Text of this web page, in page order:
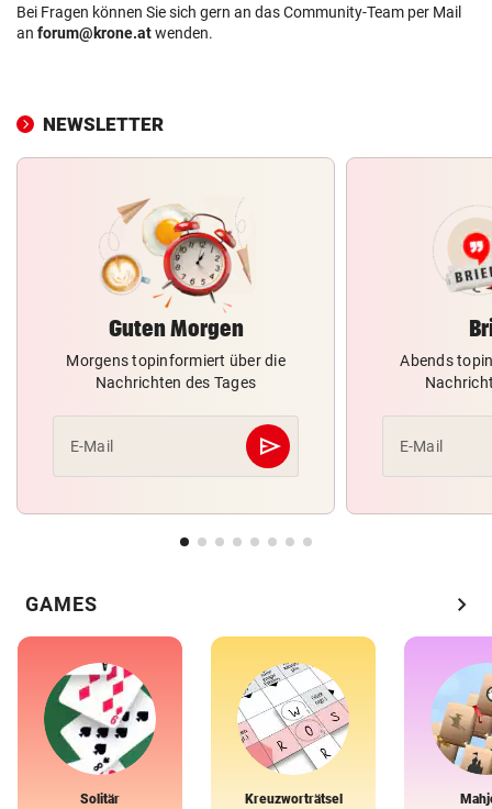
Bei Fragen können Sie sich gern an das Community-Team per Mail
an forum@krone.atwenden.
NEWSLETTER
Guten Morgen
Morgens topinformiert über die
Nachrichten des Tages
E-Mail send
Abschicken
Abends
E-Mail
GAMES chevron_right
Solitär Kreuzworträtsel